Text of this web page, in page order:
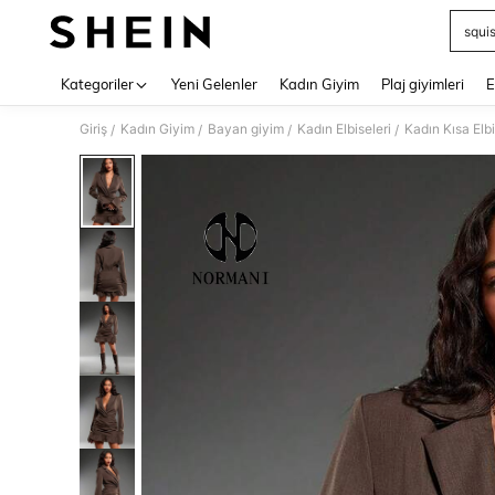
Kategoriler Yeni Gelenler Kadın Giyim Plaj giyimleri
Giriş / Kadın Giyim / Bayan giyim / Kadın Elbiseleri / Kadın Kısa